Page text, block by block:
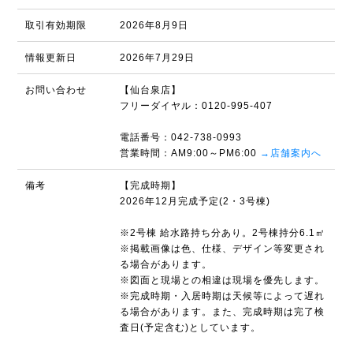
取引有効期限 2026年8月9日
情報更新日 2026年7月29日
お問い合わせ
【仙台泉店】
フリーダイヤル：0120-995-407
電話番号：042-738-0993
営業時間：AM9:00～PM6:00 →店舗案内へ
備考
【完成時期】
2026年12月完成予定(2・3号棟)
※2号棟 給水路持ち分あり。2号棟持分6.1㎡
※掲載画像は色、仕様、デザイン等変更され
る場合があります。
※図面と現場との相違は現場を優先します。
※完成時期・入居時期は天候等によって遅れ
る場合があります。また、完成時期は完了検
査日(予定含む)としています。